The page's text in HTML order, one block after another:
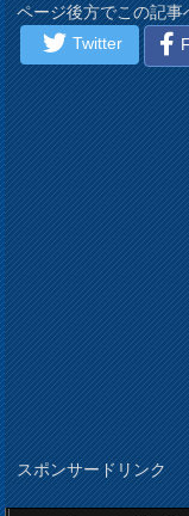
ページ後方でこの記
Twitter
スポンサードリンク